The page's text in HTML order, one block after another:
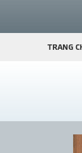
TRANG